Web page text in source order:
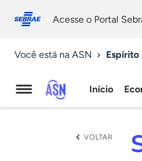
conosco
Acesse o Portal
Você está na ASN Espírito
Agência
Sebrae
Início
VOLTAR